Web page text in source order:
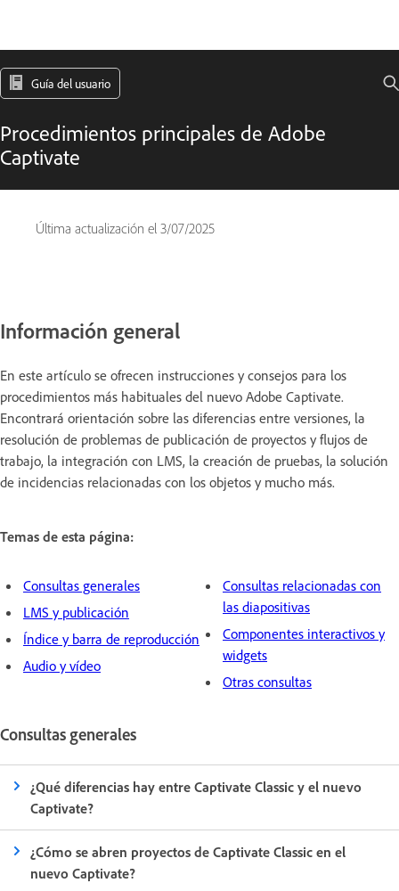
Guía del usuario
Procedimientos principales de Adobe
Captivate
Última actualización el 3/07/2025
Información general
En este artículo se ofrecen instrucciones y consejos para los
procedimientos más habituales del nuevo Adobe Captivate.
Encontrará orientación sobre las diferencias entre versiones, la
resolución de problemas de publicación de proyectos y flujos de
trabajo, la integración con LMS, la creación de pruebas, la solución
de incidencias relacionadas con los objetos y mucho más.
Temas de esta página:
Consultas generales
LMS y publicación
Índice y barra de reproducción
Audio y vídeo
Consultas relacionadas con
las diapositivas
Componentes interactivos y
widgets
Otras consultas
Consultas generales
¿Qué diferencias hay entre Captivate Classic y el nuevo
Captivate?
¿Cómo se abren proyectos de Captivate Classic en el
nuevo Captivate?